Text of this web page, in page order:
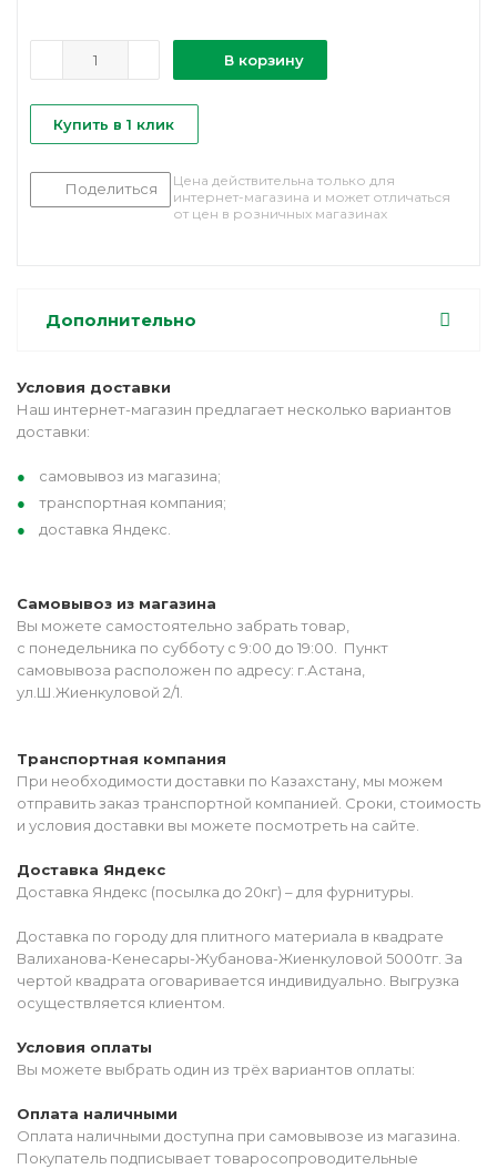
В корзину
Купить в 1 клик
Поделиться
Цена действительна только для
интернет-магазина и может отличаться
от цен в розничных магазинах
Дополнительно
Условия доставки
Наш интернет-магазин предлагает несколько вариантов
доставки:
самовывоз из магазина;
транспортная компания;
доставка Яндекс.
Самовывоз из магазина
Вы можете самостоятельно забрать товар,
с понедельника по субботу с 9:00 до 19:00. Пункт
самовывоза расположен по адресу: г.Астана,
ул.Ш.Жиенкуловой 2/1.
Транспортная компания
При необходимости доставки по Казахстану, мы можем
отправить заказ транспортной компанией. Сроки, стоимость
и условия доставки вы можете посмотреть на сайте.
Доставка Яндекс
Доставка Яндекс (посылка до 20кг) – для фурнитуры.
Доставка по городу для плитного материала в квадрате
Валиханова-Кенесары-Жубанова-Жиенкуловой 5000тг. За
чертой квадрата оговаривается индивидуально. Выгрузка
осуществляется клиентом.
Условия оплаты
Вы можете выбрать один из трёх вариантов оплаты:
Оплата наличными
Оплата наличными доступна при самовывозе из магазина.
Покупатель подписывает товаросопроводительные